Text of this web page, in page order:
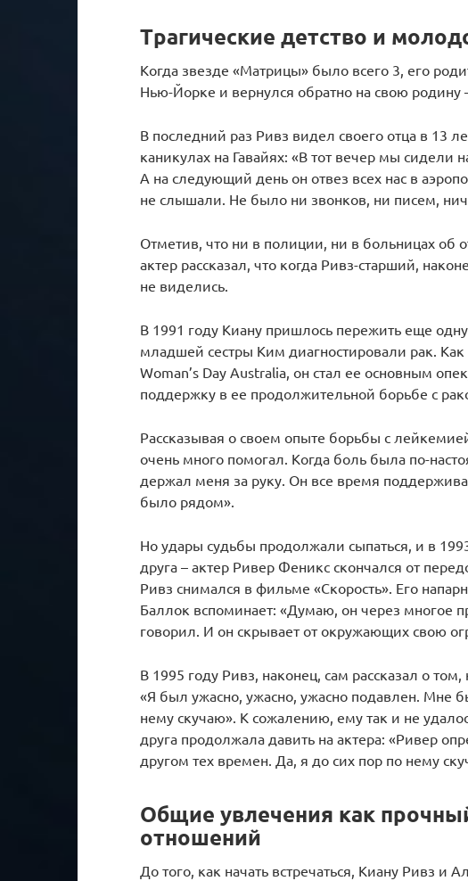
Трагические детство и
Когда звезде «Матрицы» было всего 3, его
Нью-Йорке и вернулся обратно на свою родину
В последний раз Ривз видел своего отца в 13
каникулах на Гавайях: «В тот вечер мы сидели
А на следующий день он отвез всех нас в
не слышали. Не было ни звонков, ни писем,
Отметив, что ни в полиции, ни в больницах об
актер рассказал, что когда Ривз-старший,
не виделись.
В 1991 году Киану пришлось пережить еще
младшей сестры Ким диагностировали рак.
Woman’s Day Australia, он стал ее основным
поддержку в ее продолжительной борьбе с
Рассказывая о своем опыте борьбы с
очень много помогал. Когда боль была по-
держал меня за руку. Он все время
было рядом».
Но удары судьбы продолжали сыпаться, и в
друга – актер Ривер Феникс скончался от
Ривз снимался в фильме «Скорость». Его
Баллок вспоминает: «Думаю, он через многое
говорил. И он скрывает от окружающих свою
В 1995 году Ривз, наконец, сам рассказал о
«Я был ужасно, ужасно, ужасно подавлен. Мне
нему скучаю». К сожалению, ему так и не
друга продолжала давить на актера: «Ривер
другом тех времен. Да, я до сих пор по нему
Общие увлечения как
отношений
До того, как начать встречаться, Киану Ривз и